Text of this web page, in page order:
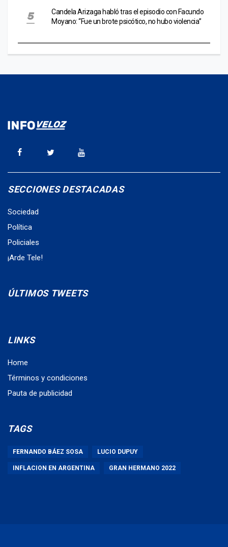
Candela Arizaga habló tras el episodio con Facundo
Moyano: “Fue un brote psicótico, no hubo violencia”
SECCIONES DESTACADAS
Sociedad
Política
Policiales
¡Arde Tele!
ÚLTIMOS TWEETS
LINKS
Home
Términos y condiciones
Pauta de publicidad
TAGS
FERNANDO BÁEZ SOSA LUCIO DUPUY
INFLACION EN ARGENTINA GRAN HERMANO 2022